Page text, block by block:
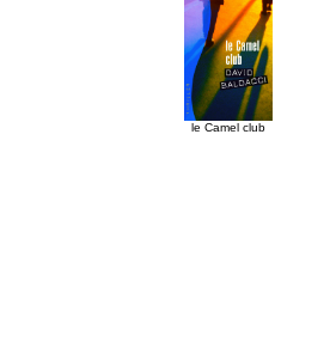
le Camel club